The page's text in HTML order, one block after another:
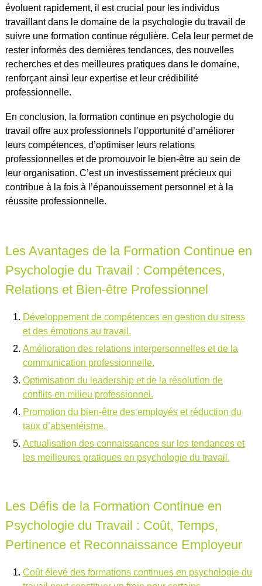
évoluent rapidement, il est crucial pour les individus
travaillant dans le domaine de la psychologie du travail de
suivre une formation continue régulière. Cela leur permet de
rester informés des dernières tendances, des nouvelles
recherches et des meilleures pratiques dans le domaine,
renforçant ainsi leur expertise et leur crédibilité
professionnelle.
En conclusion, la formation continue en psychologie du
travail offre aux professionnels l’opportunité d’améliorer
leurs compétences, d’optimiser leurs relations
professionnelles et de promouvoir le bien-être au sein de
leur organisation. C’est un investissement précieux qui
contribue à la fois à l’épanouissement personnel et à la
réussite professionnelle.
Les Avantages de la Formation Continue en
Psychologie du Travail : Compétences,
Relations et Bien-être Professionnel
Développement de compétences en gestion du stress
et des émotions au travail.
Amélioration des relations interpersonnelles et de la
communication professionnelle.
Optimisation du leadership et de la résolution de
conflits en milieu professionnel.
Promotion du bien-être des employés et réduction du
taux d’absentéisme.
Actualisation des connaissances sur les tendances et
les meilleures pratiques en psychologie du travail.
Les Défis de la Formation Continue en
Psychologie du Travail : Coût, Temps,
Pertinence et Reconnaissance Employeur
Coût élevé des formations continues en psychologie du